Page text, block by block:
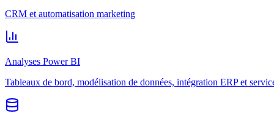
CRM et automatisation marketing
Analyses Power BI
Tableaux de bord, modélisation de données, intégration ERP et